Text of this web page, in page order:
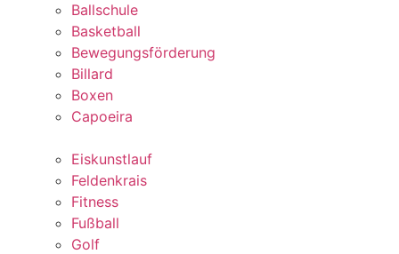
Ballschule
Basketball
Bewegungsförderung
Billard
Boxen
Capoeira
Eiskunstlauf
Feldenkrais
Fitness
Fußball
Golf